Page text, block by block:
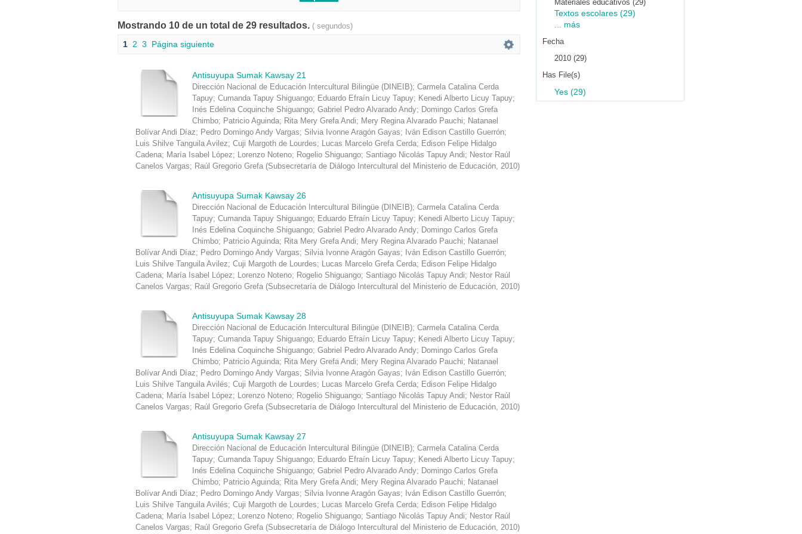
Mostrando 10 de un total de 29 resultados. ( segundos)
1 2 3 Página siguiente
Antisuyupa Sumak Kawsay 21
Dirección Nacional de Educación Intercultural Bilingüe (DINEIB); Carmela Catalina Cerda
Tapuy; Cumanda Tapuy Shiguango; Eduardo Efraín Licuy Tapuy; Kenedi Alberto Licuy Tapuy;
Inés Edelina Coquinche Shiguango; Gabriel Pedro Alvarado Andy; Domingo Carlos Grefa
Chimbo; Patricio Aguinda; Rita Mery Grefa Andi; Mery Regina Alvarado Pauchi; Natanael
Bolívar Andi Díaz; Pedro Domingo Andy Vargas; Silvia Ivonne Aragón Gayas; Iván Edison Castillo Guerrón;
Luis Shilve Tanguila Avilez; Cuji Margoth de Lourdes; Lucas Marcelo Grefa Cerda; Edison Felipe Hidalgo
Cadena; María Isabel López; Lorenzo Noteno; Rogelio Shiguango; Santiago Nicolás Tapuy Andi; Nestor Raúl
Canelos Vargas; Raúl Gregorio Grefa (Subsecretaría de Diálogo Intercultural del Ministerio de Educación, 2010)
Antisuyupa Sumak Kawsay 26
Dirección Nacional de Educación Intercultural Bilingüe (DINEIB); Carmela Catalina Cerda
Tapuy; Cumanda Tapuy Shiguango; Eduardo Efraín Licuy Tapuy; Kenedi Alberto Licuy Tapuy;
Inés Edelina Coquinche Shiguango; Gabriel Pedro Alvarado Andy; Domingo Carlos Grefa
Chimbo; Patricio Aguinda; Rita Mery Grefa Andi; Mery Regina Alvarado Pauchi; Natanael
Bolívar Andi Díaz; Pedro Domingo Andy Vargas; Silvia Ivonne Aragón Gayas; Iván Edison Castillo Guerrón;
Luis Shilve Tanguila Avilez; Cuji Margoth de Lourdes; Lucas Marcelo Grefa Cerda; Edison Felipe Hidalgo
Cadena; María Isabel López; Lorenzo Noteno; Rogelio Shiguango; Santiago Nicolás Tapuy Andi; Nestor Raúl
Canelos Vargas; Raúl Gregorio Grefa (Subsecretaría de Diálogo Intercultural del Ministerio de Educación, 2010)
Antisuyupa Sumak Kawsay 28
Dirección Nacional de Educación Intercultural Bilingüe (DINEIB); Carmela Catalina Cerda
Tapuy; Cumanda Tapuy Shiguango; Eduardo Efraín Licuy Tapuy; Kenedi Alberto Licuy Tapuy;
Inés Edelina Coquinche Shiguango; Gabriel Pedro Alvarado Andy; Domingo Carlos Grefa
Chimbo; Patricio Aguinda; Rita Mery Grefa Andi; Mery Regina Alvarado Pauchi; Natanael
Bolívar Andi Díaz; Pedro Domingo Andy Vargas; Silvia Ivonne Aragón Gayas; Iván Edison Castillo Guerrón;
Luis Shilve Tanguila Avilés; Cuji Margoth de Lourdes; Lucas Marcelo Grefa Cerda; Edison Felipe Hidalgo
Cadena; María Isabel López; Lorenzo Noteno; Rogelio Shiguango; Santiago Nicolás Tapuy Andi; Nestor Raúl
Canelos Vargas; Raúl Gregorio Grefa (Subsecretaría de Diálogo Intercultural del Ministerio de Educación, 2010)
Antisuyupa Sumak Kawsay 27
Dirección Nacional de Educación Intercultural Bilingüe (DINEIB); Carmela Catalina Cerda
Tapuy; Cumanda Tapuy Shiguango; Eduardo Efraín Licuy Tapuy; Kenedi Alberto Licuy Tapuy;
Inés Edelina Coquinche Shiguango; Gabriel Pedro Alvarado Andy; Domingo Carlos Grefa
Chimbo; Patricio Aguinda; Rita Mery Grefa Andi; Mery Regina Alvarado Pauchi; Natanael
Bolívar Andi Díaz; Pedro Domingo Andy Vargas; Silvia Ivonne Aragón Gayas; Iván Edison Castillo Guerrón;
Luis Shilve Tanguila Avilés; Cuji Margoth de Lourdes; Lucas Marcelo Grefa Cerda; Edison Felipe Hidalgo
Cadena; María Isabel López; Lorenzo Noteno; Rogelio Shiguango; Santiago Nicolás Tapuy Andi; Nestor Raúl
Canelos Vargas; Raúl Gregorio Grefa (Subsecretaría de Diálogo Intercultural del Ministerio de Educación, 2010)
Materiales educativos (29)
Textos escolares (29)
... más
Fecha
2010 (29)
Has File(s)
Yes (29)